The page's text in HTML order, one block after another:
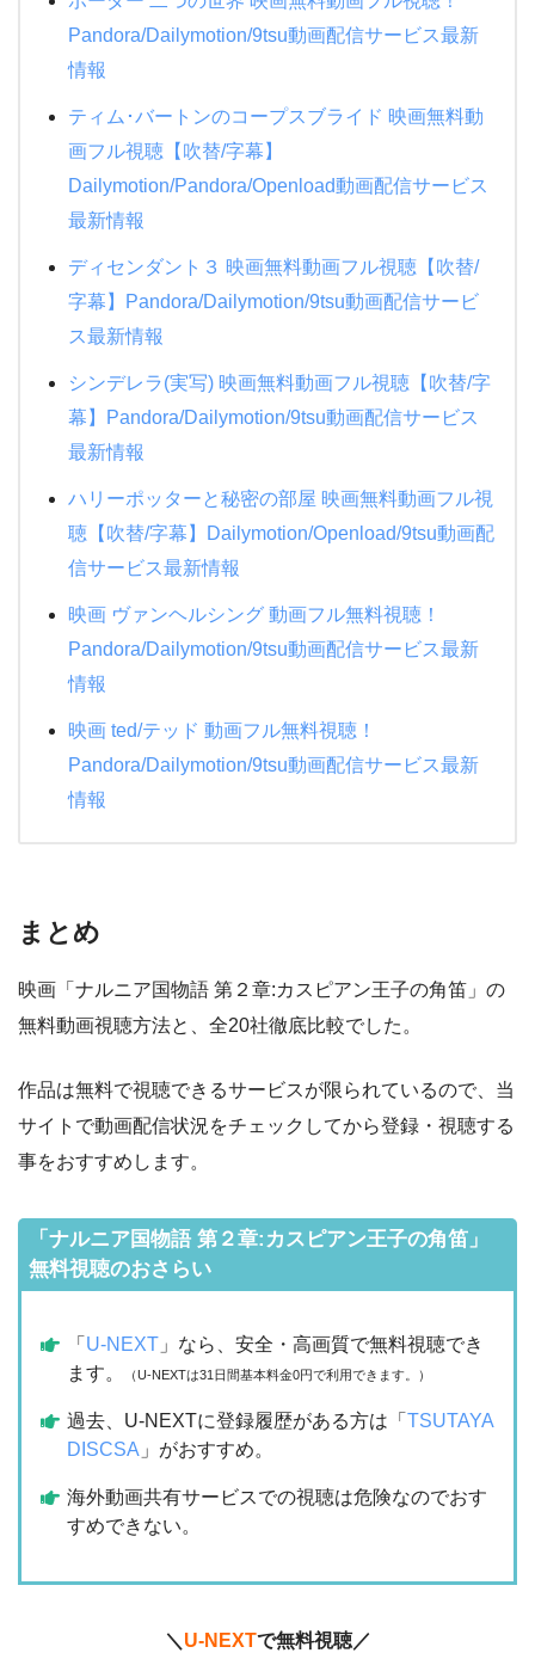
21：00『ナルニア国物語／第２章：カ
スピアン王子の角笛』『ナルニア国物
家の4人の兄妹たちがナルニア国を訪
れ、邪悪な叔父ミラースに命を狙われた
カスピアン王子を助けるべく戦う。
http://bit.ly/bNttJb#eiga
— ムービープラス (@movie_plus)
October 26, 2010
Pandora/Dailymotion/9tsu動画配信サービス最新
情報
ティム･バートンのコープスブライド 映画無料動
画フル視聴【吹替/字幕】
Dailymotion/Pandora/Openload動画配信サービス
最新情報
ディセンダント３ 映画無料動画フル視聴【吹替/
字幕】Pandora/Dailymotion/9tsu動画配信サービ
ス最新情報
シンデレラ(実写) 映画無料動画フル視聴【吹替/字
幕】Pandora/Dailymotion/9tsu動画配信サービス
最新情報
ハリーポッターと秘密の部屋 映画無料動画フル視
聴【吹替/字幕】Dailymotion/Openload/9tsu動画配
信サービス最新情報
映画 ヴァンヘルシング 動画フル無料視聴！
Pandora/Dailymotion/9tsu動画配信サービス最新
情報
映画 ted/テッド 動画フル無料視聴！
Pandora/Dailymotion/9tsu動画配信サービス最新
情報
まとめ
映画「ナルニア国物語 第２章:カスピアン王子の角笛」の
無料動画視聴方法と、全20社徹底比較でした。
作品は無料で視聴できるサービスが限られているので、当
サイトで動画配信状況をチェックしてから登録・視聴する
事をおすすめします。
「ナルニア国物語 第２章:カスピアン王子の角笛」
無料視聴のおさらい
「 U-NEXT 」なら、安全・高画質で無料視聴でき
ます。
（U-NEXTは31日間基本料金0円で利用できます。）
過去、U-NEXTに登録履歴がある方は「TSUTAYA
DISCSA 」がおすすめ。
海外動画共有サービスでの視聴は危険なのでおす
すめできない。
＼ U-NEXTで無料視聴／